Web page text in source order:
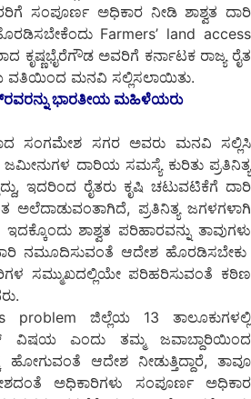
ಸಂಪೂರ್ಣ ಅಧಿಕಾರ ನೀಡಿ ಶಾಶ್ವತ ದಾರಿ
Farmers’ land access
ಕೃಷ್ಣಭೈರೆಗೌಡ ಅವರಿಗೆ ಕರ್ನಾಟಕ ರಾಜ್ಯ ರೈತ
ವತಿಯಿಂದ ಮನವಿ ಸಲ್ಲಿಸಲಾಯಿತು.
ಭಾರತೀಯ ಮಹಿಳೆಯರು
ಸಂಗಮೇಶ ಸಗರ ಅವರು ಮನವಿ ಸಲ್ಲಿಸಿ
ಜಮೀನುಗಳ ದಾರಿಯ ಸಮಸ್ಯೆ ಕುರಿತು ಪ್ರತಿನಿತ್ಯ
ಇದರಿಂದ ರೈತರು ಕೃಷಿ ಚಟುವಟಿಕೆಗೆ ದಾರಿ
ಅಲೆದಾಡುವಂತಾಗಿದೆ, ಪ್ರತಿನಿತ್ಯ ಜಗಳಗಳಾಗಿ
ಶಾಶ್ವತ ಪರಿಹಾರವನ್ನು ತಾವುಗಳು
ನಮೂದಿಸುವಂತೆ ಆದೇಶ ಹೊರಡಿಸಬೇಕು
ಸಮ್ಮುಖದಲ್ಲಿಯೇ ಪರಿಹರಿಸುವಂತೆ ಕಠಿಣ
problem ಜಿಲ್ಲೆಯ 13 ತಾಲೂಕುಗಳಲ್ಲಿ
ವಿಷಯ ಎಂದು ತಮ್ಮ ಜವಾಬ್ದಾರಿಯಿಂದ
ಹೋಗುವಂತೆ ಆದೇಶ ನೀಡುತ್ತಿದ್ದಾರೆ, ತಾವೂ
ಅಧಿಕಾರಿಗಳು ಸಂಪೂರ್ಣ ಅಧಿಕಾರ